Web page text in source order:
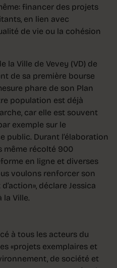
financer des projets
en lien avec
de vie ou la cohésion
la Ville de Vevey (VD) de
de sa première bourse
phare de son Plan
population est déjà
car elle est souvent
exemple sur le
public. Durant l’élaboration
même récolté 900
en ligne et diverses
voulons renforcer son
déclare Jessica
la Ville.
à tous les acteurs du
«projets exemplaires et
de société et